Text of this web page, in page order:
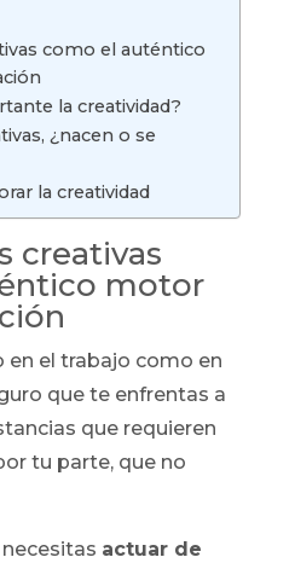
como el auténtico
la creatividad?
¿nacen o se
la creatividad
creativas
motor
en el trabajo como en
que te enfrentas a
que requieren
tu parte, que no
actuar de